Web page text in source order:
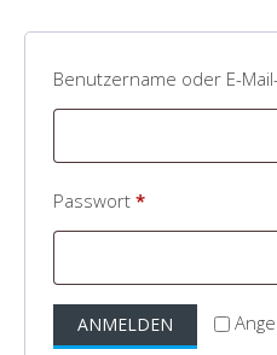
Benutzername oder E-
Passwort *
ANMELDEN